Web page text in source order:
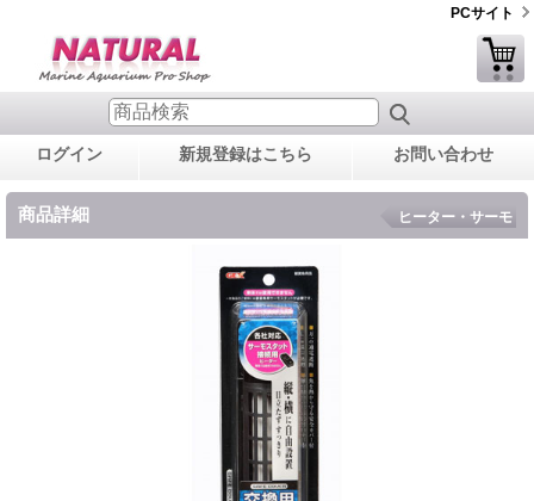
PCサイト
ログイン 新規登録はこちら お問い合わせ
商品詳細 ヒーター・サーモ